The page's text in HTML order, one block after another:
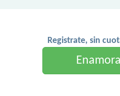
Registrate, sin